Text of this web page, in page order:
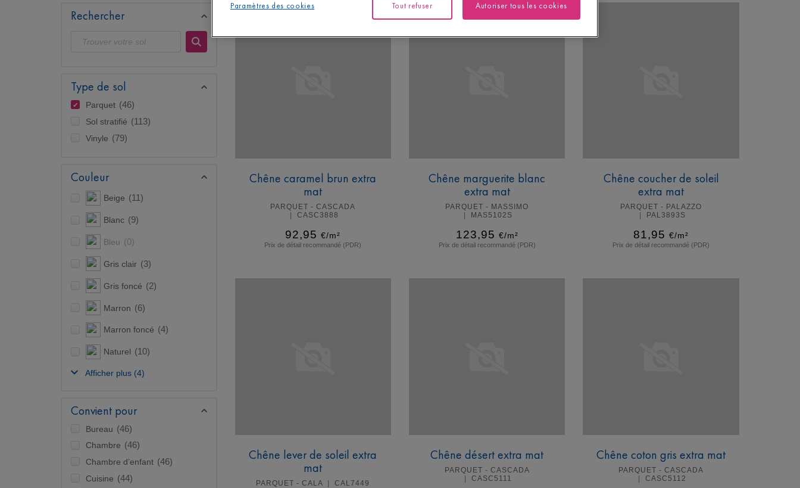
Rechercher
Type de sol
Parquet (46)
Sol stratifié (113)
Vinyle (79)
Couleur
Beige (11)
Blanc (9)
Bleu (0)
Gris clair (3)
Gris foncé (2)
Marron (6)
Marron foncé (4)
Naturel (10)
Afficher plus (4)
Convient pour
Bureau (46)
Chambre (46)
Chambre d’enfant (46)
Cuisine (44)
Chêne caramel brun extra
mat
PARQUET - CASCADA
CASC3888
92,95 €/m²
Prix de détail recommandé (PDR)
Chêne marguerite blanc
extra mat
PARQUET - MASSIMO
MAS5102S
123,95 €/m²
Prix de détail recommandé (PDR)
Chêne coucher de soleil
extra mat
PARQUET - PALAZZO
PAL3893S
81,95 €/m²
Prix de détail recommandé (PDR)
Chêne lever de soleil extra
mat
PARQUET - CALA CAL7449
Chêne désert extra mat
PARQUET - CASCADA
CASC5111
Chêne coton gris extra mat
PARQUET - CASCADA
CASC5112
Paramètres des cookies Tout refuser Autoriser tous les cookies